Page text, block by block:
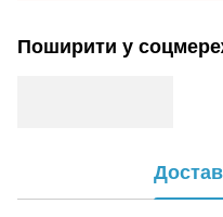
Поширити у